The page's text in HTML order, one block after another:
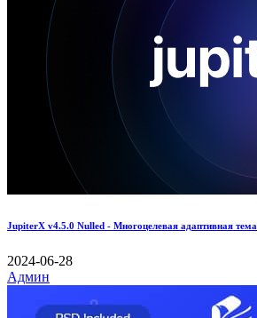
JupiterX v4.5.0 Nulled - Многоцелевая адаптивная тема
2024-06-28
Админ